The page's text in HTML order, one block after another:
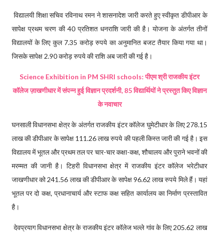
विद्यालयी शिक्षा सचिव रविनाथ रमन ने शासनादेश जारी करते हुए स्वीकृत डीपीआर के
सापेक्ष प्रथम चरण की 40 प्रतिशत धनराशि जारी की है। योजना के अंतर्गत तीनों
विद्यालयों के लिए कुल 7.35 करोड़ रुपये का अनुमानित बजट तैयार किया गया था।
जिसके सापेक्ष 2.90 करोड़ रुपये की राशि अब जारी की गई है।
Science Exhibition in PM SHRI schools: पीएम श्री राजकीय इंटर
कॉलेज ज़ाखणीधार में संपन्न हुई विज्ञान प्रदर्शनी, 85 विद्यार्थियों ने प्रस्तुत किए विज्ञान
के नवाचार
घनसाली विधानसभा क्षेत्र के अंतर्गत राजकीय इंटर कॉलेज घुमेटीधार के लिए 278.15
लाख की डीपीआर के सापेक्ष 111.26 लाख रुपये की पहली किस्त जारी की गई है। इस
विद्यालय में भूतल और प्रथम तल पर चार-चार कक्षा-कक्ष, शौचालय और पुराने भवनों की
मरम्मत की जानी है। टिहरी विधानसभा क्षेत्र में राजकीय इंटर कॉलेज भरेटीधार
जाखणीधार को 241.56 लाख की डीपीआर के सापेक्ष 96.62 लाख रुपये मिले हैं। यहां
भूतल पर दो कक्ष, प्रधानाचार्य और स्टाफ कक्ष सहित कार्यालय का निर्माण प्रस्तावित
है।
देवप्रयाग विधानसभा क्षेत्र के राजकीय इंटर कॉलेज भल्ले गांव के लिए 205.62 लाख